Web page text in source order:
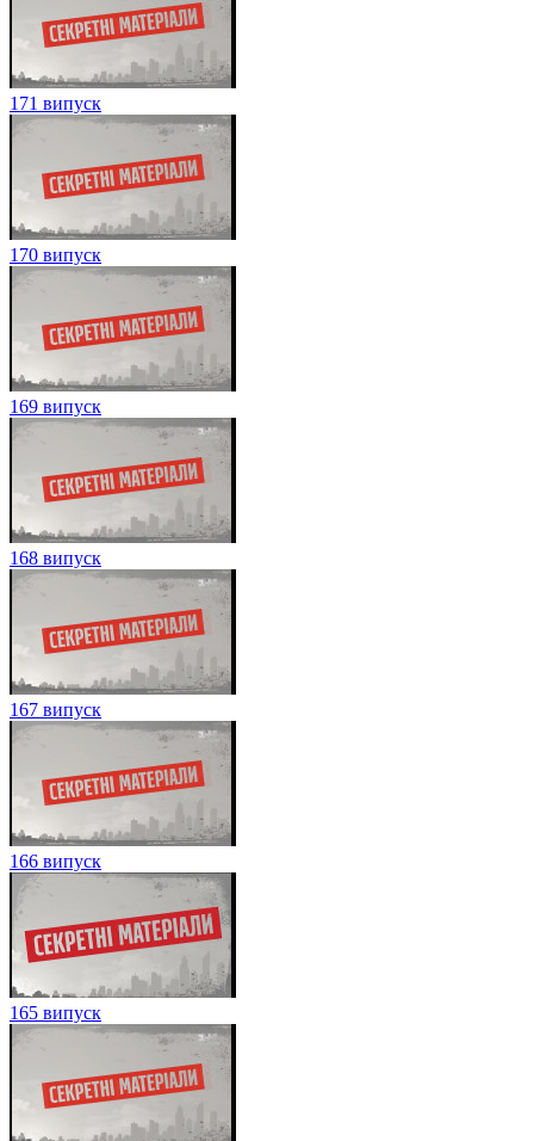
171 випуск
170 випуск
169 випуск
168 випуск
167 випуск
166 випуск
165 випуск